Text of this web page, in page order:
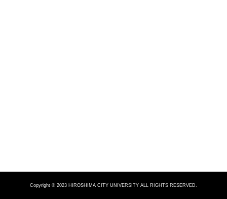
Copyright © 2023 HIROSHIMA CITY UNIVERSITY ALL RIGHTS RESERVED.